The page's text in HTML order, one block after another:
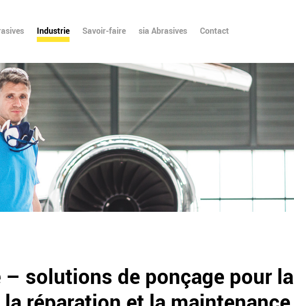
Industrie Savoir-faire sia Abrasives Contact
solutions de ponçage pour la